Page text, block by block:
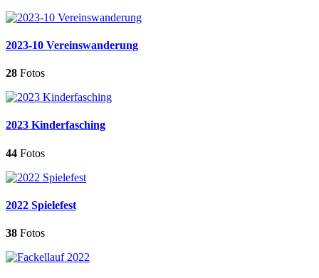
2023-10 Vereinswanderung
28 Fotos
2023 Kinderfasching
44 Fotos
2022 Spielefest
38 Fotos